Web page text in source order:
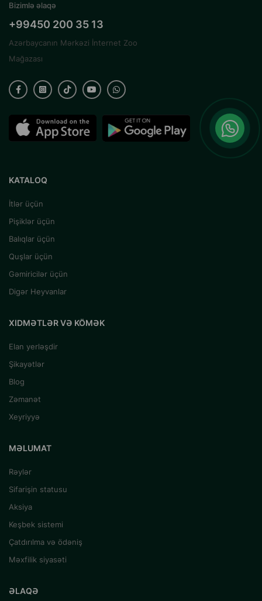
Bizimlə əlaqə
+99450 200 35 13
Azərbaycanın Mərkəzi İnternet Zoo
Mağazası
KATALOQ
İtlər üçün
Pişiklər üçün
Balıqlar üçün
Quşlar üçün
Gəmiricilər üçün
Digər Heyvanlar
XIDMƏTLƏR VƏ KÖMƏK
Elan yerləşdir
Şikayətlər
Blog
Zəmanət
Xeyriyyə
MƏLUMAT
Rəylər
Sifarişin statusu
Aksiya
Keşbek sistemi
Çatdırılma və ödəniş
Məxfilik siyasəti
ƏLAQƏ